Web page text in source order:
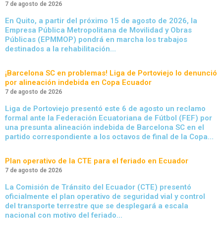
7 de agosto de 2026
En Quito, a partir del próximo 15 de agosto de 2026, la
Empresa Pública Metropolitana de Movilidad y Obras
Públicas (EPMMOP) pondrá en marcha los trabajos
destinados a la rehabilitación…
¡Barcelona SC en problemas! Liga de Portoviejo lo denunció
por alineación indebida en Copa Ecuador
7 de agosto de 2026
Liga de Portoviejo presentó este 6 de agosto un reclamo
formal ante la Federación Ecuatoriana de Fútbol (FEF) por
una presunta alineación indebida de Barcelona SC en el
partido correspondiente a los octavos de final de la Copa…
Plan operativo de la CTE para el feriado en Ecuador
7 de agosto de 2026
La Comisión de Tránsito del Ecuador (CTE) presentó
oficialmente el plan operativo de seguridad vial y control
del transporte terrestre que se desplegará a escala
nacional con motivo del feriado…